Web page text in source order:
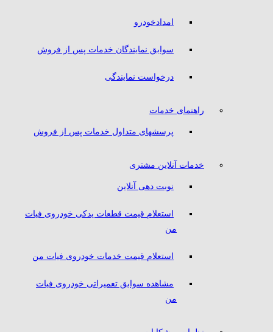
امدادخودرو
سوابق نمایندگان خدمات پس از فروش
درخواست نمایندگی
راهنمای خدمات
پرسشهای متداول خدمات پس از فروش
خدمات آنلاین مشتری
نوبت دهی آنلاین
استعلام قیمت قطعات یدکی خودروی فیات
من
استعلام قیمت خدمات خودروی فیات من
مشاهده سوابق تعمیراتی خودروی فیات
من